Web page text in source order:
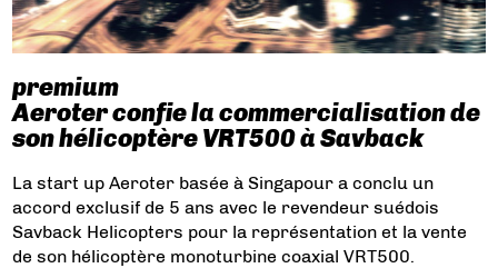
premium
Aeroter confie la commercialisation de
son hélicoptère VRT500 à Savback
La start up Aeroter basée à Singapour a conclu un
accord exclusif de 5 ans avec le revendeur suédois
Savback Helicopters pour la représentation et la vente
de son hélicoptère monoturbine coaxial VRT500.